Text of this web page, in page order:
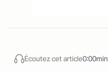
Écoutez cet article0:00min